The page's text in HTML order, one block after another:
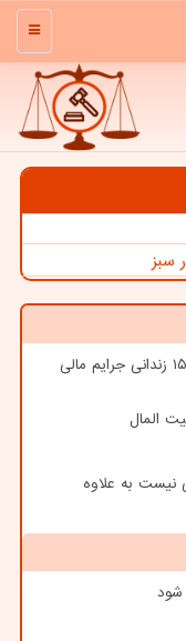
منو
سبز
مشارکت ستاد اجرائی فرمان امام در آزادی ۱۵۲۳ زندانی جرایم مالی
نیست به علاوه
شود